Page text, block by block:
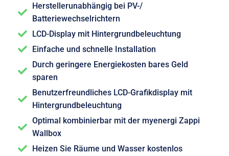
Herstellerunabhängig bei PV-/
Batteriewechselrichtern
LCD-Display mit Hintergrundbeleuchtung
Einfache und schnelle Installation
Durch geringere Energiekosten bares Geld
sparen
Benutzerfreundliches LCD-Grafikdisplay mit
Hintergrundbeleuchtung
Optimal kombinierbar mit der myenergi Zappi
Wallbox
Heizen Sie Räume und Wasser kostenlos